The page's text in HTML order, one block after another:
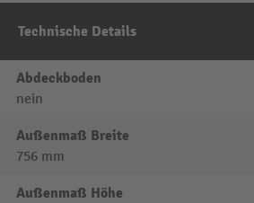
Technische Details
Abdeckboden
nein
Außenmaß Breite
756 mm
Außenmaß Höhe